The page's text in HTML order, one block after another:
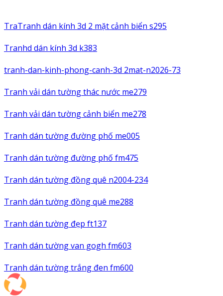
TraTranh dán kính 3d 2 mặt cảnh biển s295
Tranhd dán kính 3d k383
tranh-dan-kinh-phong-canh-3d 2mat-n2026-73
Tranh vải dán tường thác nước me279
Tranh vải dán tường cảnh biển me278
Tranh dán tường đường phố me005
Tranh dán tường đường phố fm475
Tranh dán tường đồng quê n2004-234
Tranh dán tường đồng quê me288
Tranh dán tường đẹp ft137
Tranh dán tường van gogh fm603
Tranh dán tường trắng đen fm600